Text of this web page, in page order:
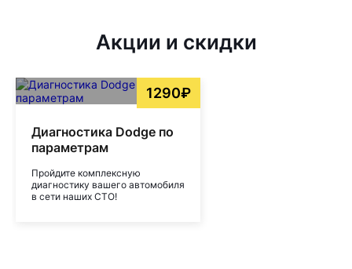
Акции и скидки
1290₽
Диагностика Dodge по
параметрам
Пройдите комплексную
диагностику вашего автомобиля
в сети наших СТО!